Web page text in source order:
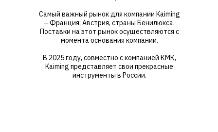
Самый важный рынок для компании Kaiming
– Франция, Австрия, страны Бенилюкса.
Поставки на этот рынок осуществляются с
момента основания компании.
В 2025 году, совместно с компанией КМК,
Kaiming представляет свои прекрасные
инструменты в России.